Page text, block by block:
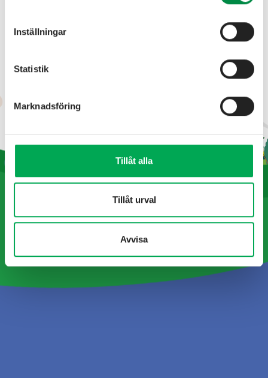
Inställningar
Statistik
Marknadsföring
Tillåt alla
Tillåt urval
Avvisa